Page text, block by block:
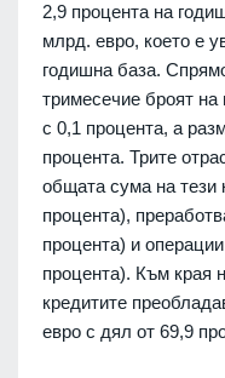
2,9 процента на
млрд. евро, което е
годишна база.
тримесечие броят на
с 0,1 процента, а
процента. Трите
общата сума на тези
процента),
процента) и
процента). Към края
кредитите
евро с дял от 69,9